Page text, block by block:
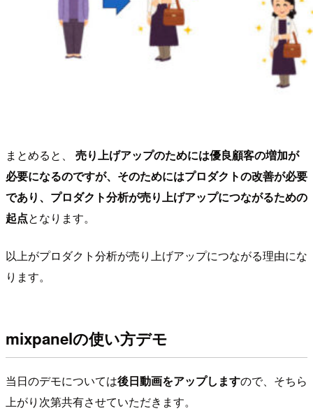
まとめると、 売り上げアップのためには優良顧客の増加が
必要になるのですが、そのためにはプロダクトの改善が必要
であり、プロダクト分析が売り上げアップにつながるための
起点となります。
以上がプロダクト分析が売り上げアップにつながる理由にな
ります。
mixpanelの使い方デモ
当日のデモについては後日動画をアップしますので、そちら
上がり次第共有させていただきます。